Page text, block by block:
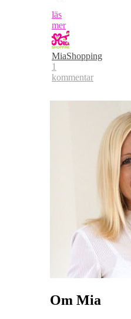
läs
mer
MiaShopping
1
kommentar
Om Mia